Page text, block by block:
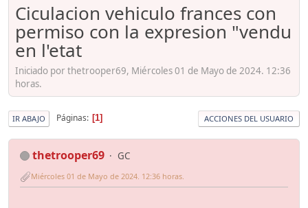
Ciculacion vehiculo frances con
permiso con la expresion "vendu
en l'etat
Iniciado por thetrooper69, Miércoles 01 de Mayo de 2024. 12:36
horas.
IR ABAJO Páginas 1 ACCIONES DEL USUARIO
thetrooper69 GC
Miércoles 01 de Mayo de 2024. 12:36 horas.